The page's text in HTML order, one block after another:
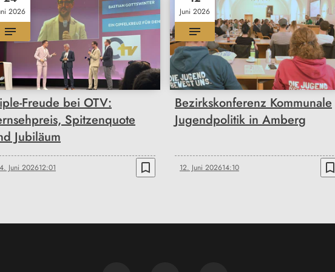
2026
Freude bei OTV:
Spitzenquote
Jubiläum
Juni 202612:01 bookmark_border
Juni 2026
Bezirkskonferenz Kommunale
Jugendpolitik in Amberg
12. Juni 202614:10 bookmark_border